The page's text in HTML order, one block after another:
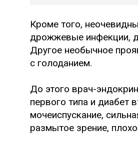
Кроме того,
дрожжевые инфекции,
Другое необычное
с голоданием.
До этого врач-
первого типа и диабет
мочеиспускание,
размытое зрение,